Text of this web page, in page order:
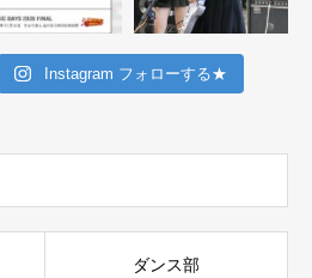
Instagram フォローする★
ダンス部